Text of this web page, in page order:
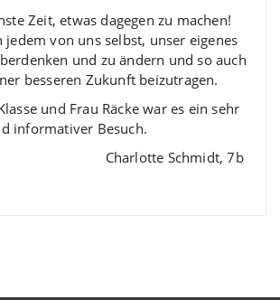
Zeit, etwas dagegen zu machen!
jedem von uns selbst, unser eigenes
und zu ändern und so auch
besseren Zukunft beizutragen.
und Frau Räcke war es ein sehr
informativer Besuch.
Charlotte Schmidt, 7b